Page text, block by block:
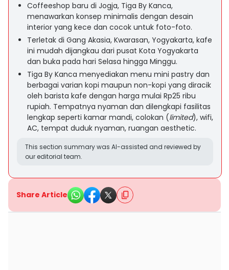
Coffeeshop baru di Jogja, Tiga By Kanca,
menawarkan konsep minimalis dengan desain
interior yang kece dan cocok untuk foto-foto.
Terletak di Gang Akasia, Kwarasan, Yogyakarta, kafe
ini mudah dijangkau dari pusat Kota Yogyakarta
dan buka pada hari Selasa hingga Minggu.
Tiga By Kanca menyediakan menu mini pastry dan
berbagai varian kopi maupun non-kopi yang diracik
oleh barista kafe dengan harga mulai Rp25 ribu
rupiah. Tempatnya nyaman dan dilengkapi fasilitas
lengkap seperti kamar mandi, colokan (limited), wifi,
AC, tempat duduk nyaman, ruangan aesthetic.
This section summary was AI-assisted and reviewed by
our editorial team.
Share Article